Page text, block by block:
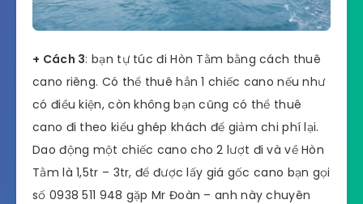
+ Cách 3: bạn tự túc đi Hòn Tằm bằng cách thuê
cano riêng. Có thể thuê hẳn 1 chiếc cano nếu như
có điều kiện, còn không bạn cũng có thể thuê
cano đi theo kiểu ghép khách để giảm chi phí lại.
Dao động một chiếc cano cho 2 lượt đi và về Hòn
Tằm là 1,5tr – 3tr, để được lấy giá gốc cano bạn gọi
số 0938 511 948 gặp Mr Đoàn – anh này chuyên